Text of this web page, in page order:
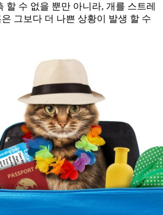
할 수 없을 뿐만 아니라, 개를 스트레
그보다 더 나쁜 상황이 발생 할 수